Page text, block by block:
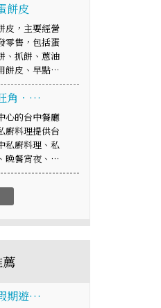
餅皮
皮，主要經營
零售，包括蛋
、抓餅、蔥油
餅皮、早點…
角．…
心的台中餐廳
廚料理提供台
私廚料理、私
晚餐宵夜、…
期遊…